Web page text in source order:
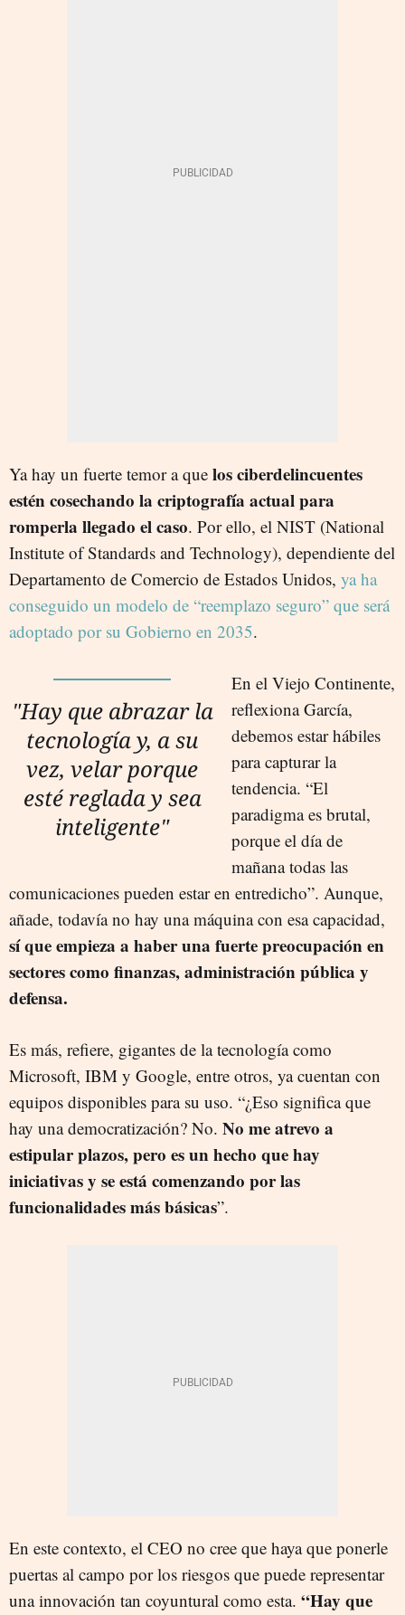
Ya hay un fuerte temor a que los ciberdelincuentes
estén cosechando la criptografía actual para
romperla llegado el caso. Por ello, el NIST (National
Institute of Standards and Technology), dependiente del
Departamento de Comercio de Estados Unidos, ya ha
conseguido un modelo de “reemplazo seguro” que será
adoptado por su Gobierno en 2035.
"Hay que abrazar la
tecnología y, a su
vez, velar porque
esté reglada y sea
inteligente"
En el Viejo Continente,
reflexiona García,
debemos estar hábiles
para capturar la
tendencia. “El
paradigma es brutal,
porque el día de
mañana todas las
comunicaciones pueden estar en entredicho”. Aunque,
añade, todavía no hay una máquina con esa capacidad,
sí que empieza a haber una fuerte preocupación en
sectores como finanzas, administración pública y
defensa.
Es más, refiere, gigantes de la tecnología como
Microsoft, IBM y Google, entre otros, ya cuentan con
equipos disponibles para su uso. “¿Eso significa que
hay una democratización? No. No me atrevo a
estipular plazos, pero es un hecho que hay
iniciativas y se está comenzando por las
funcionalidades más básicas”.
En este contexto, el CEO no cree que haya que ponerle
puertas al campo por los riesgos que puede representar
una innovación tan coyuntural como esta. “Hay que